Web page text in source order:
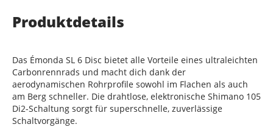
Produktdetails
Das Émonda SL 6 Disc bietet alle Vorteile eines ultraleichten
Carbonrennrads und macht dich dank der
aerodynamischen Rohrprofile sowohl im Flachen als auch
am Berg schneller. Die drahtlose, elektronische Shimano 105
Di2-Schaltung sorgt für superschnelle, zuverlässige
Schaltvorgänge.